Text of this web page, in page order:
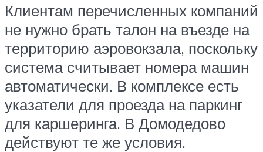
Клиентам перечисленных компаний
не нужно брать талон на въезде на
территорию аэровокзала, поскольку
система считывает номера машин
автоматически. В комплексе есть
указатели для проезда на паркинг
для каршеринга. В Домодедово
действуют те же условия.